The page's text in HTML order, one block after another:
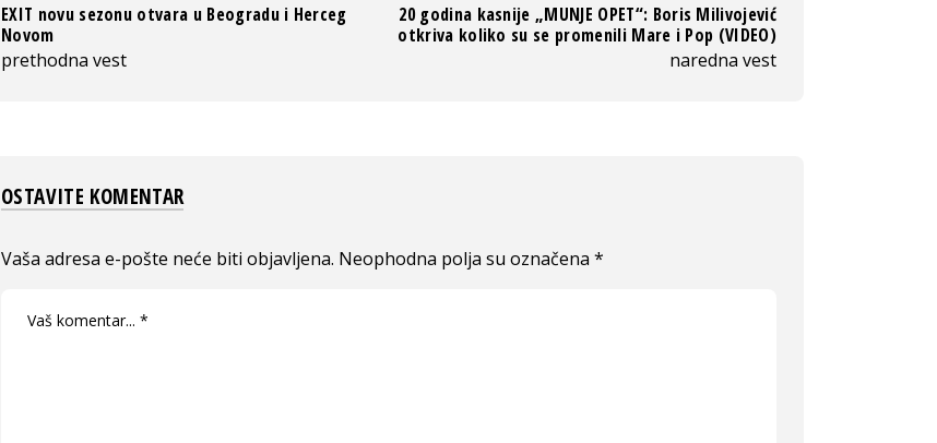
EXIT novu sezonu otvara u Beogradu i Herceg
Novom
prethodna vest
20 godina kasnije „MUNJE OPET“: Boris Milivojević
otkriva koliko su se promenili Mare i Pop (VIDEO)
naredna vest
OSTAVITE KOMENTAR
Vaša adresa e-pošte neće biti objavljena. Neophodna polja su označena *